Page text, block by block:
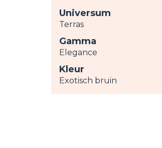
Universum
Terras
Gamma
Elegance
Kleur
Exotisch bruin